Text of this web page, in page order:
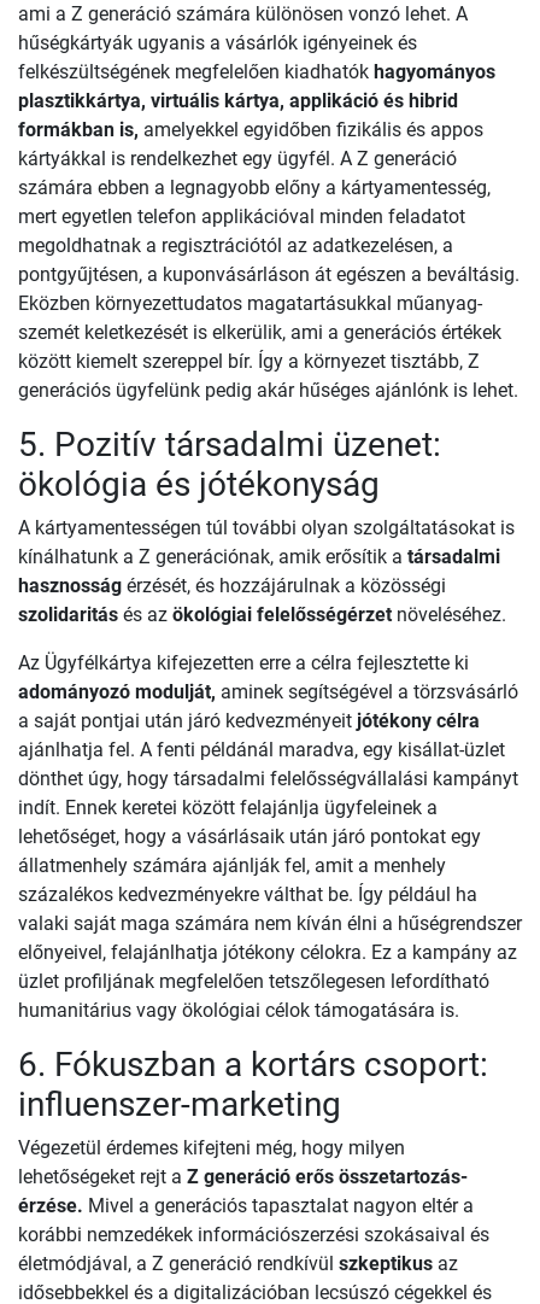
ami a Z generáció számára különösen vonzó lehet. A
hűségkártyák ugyanis a vásárlók igényeinek és
felkészültségének megfelelően kiadhatók hagyományos
plasztikkártya, virtuális kártya, applikáció és hibrid
formákban is, amelyekkel egyidőben fizikális és appos
kártyákkal is rendelkezhet egy ügyfél. A Z generáció
számára ebben a legnagyobb előny a kártyamentesség,
mert egyetlen telefon applikációval minden feladatot
megoldhatnak a regisztrációtól az adatkezelésen, a
pontgyűjtésen, a kuponvásárláson át egészen a beváltásig.
Eközben környezettudatos magatartásukkal műanyag-
szemét keletkezését is elkerülik, ami a generációs értékek
között kiemelt szereppel bír. Így a környezet tisztább, Z
generációs ügyfelünk pedig akár hűséges ajánlónk is lehet.
5. Pozitív társadalmi üzenet:
ökológia és jótékonyság
A kártyamentességen túl további olyan szolgáltatásokat is
kínálhatunk a Z generációnak, amik erősítik a társadalmi
hasznosság érzését, és hozzájárulnak a közösségi
szolidaritás és az ökológiai felelősségérzet növeléséhez.
Az Ügyfélkártya kifejezetten erre a célra fejlesztette ki
adományozó modulját, aminek segítségével a törzsvásárló
a saját pontjai után járó kedvezményeit jótékony célra
ajánlhatja fel. A fenti példánál maradva, egy kisállat-üzlet
dönthet úgy, hogy társadalmi felelősségvállalási kampányt
indít. Ennek keretei között felajánlja ügyfeleinek a
lehetőséget, hogy a vásárlásaik után járó pontokat egy
állatmenhely számára ajánlják fel, amit a menhely
százalékos kedvezményekre válthat be. Így például ha
valaki saját maga számára nem kíván élni a hűségrendszer
előnyeivel, felajánlhatja jótékony célokra. Ez a kampány az
üzlet profiljának megfelelően tetszőlegesen lefordítható
humanitárius vagy ökológiai célok támogatására is.
6. Fókuszban a kortárs csoport:
influenszer-marketing
Végezetül érdemes kifejteni még, hogy milyen
lehetőségeket rejt a Z generáció erős összetartozás-
érzése. Mivel a generációs tapasztalat nagyon eltér a
korábbi nemzedékek információszerzési szokásaival és
életmódjával, a Z generáció rendkívül szkeptikus az
idősebbekkel és a digitalizációban lecsúszó cégekkel és